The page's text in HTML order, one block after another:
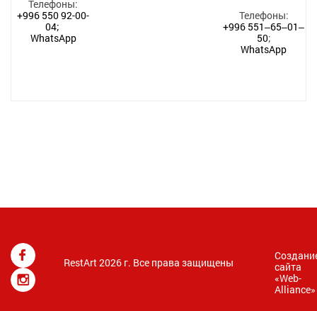
Телефоны:
+996 550 92-00-
04;
WhatsApp
Телефоны:
+996 551‒65‒01‒
50;
WhatsApp
RestArt 2026 г. Все права защищены
сайта
«Web-
Alliance»